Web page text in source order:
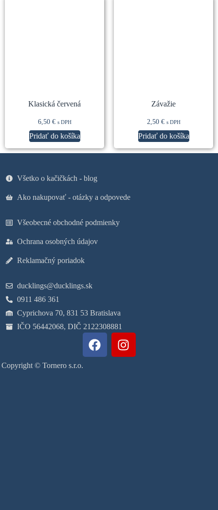
Klasická červená
6,50 € s DPH
Pridať do košíka
Závažie
2,50 € s DPH
Pridať do košíka
Všetko o kačičkách - blog
Ako nakupovať - otázky a odpovede
Všeobecné obchodné podmienky
Ochrana osobných údajov
Reklamačný poriadok
ducklings@ducklings.sk
0911 486 361
Cyprichova 70, 831 53 Bratislava
IČO 56442068, DIČ 2122308881
Copyright © Tornero s.r.o.